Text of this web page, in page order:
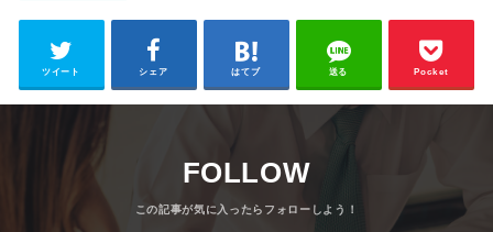
ツイート シェア はてブ 送る Pocket
FOLLOW